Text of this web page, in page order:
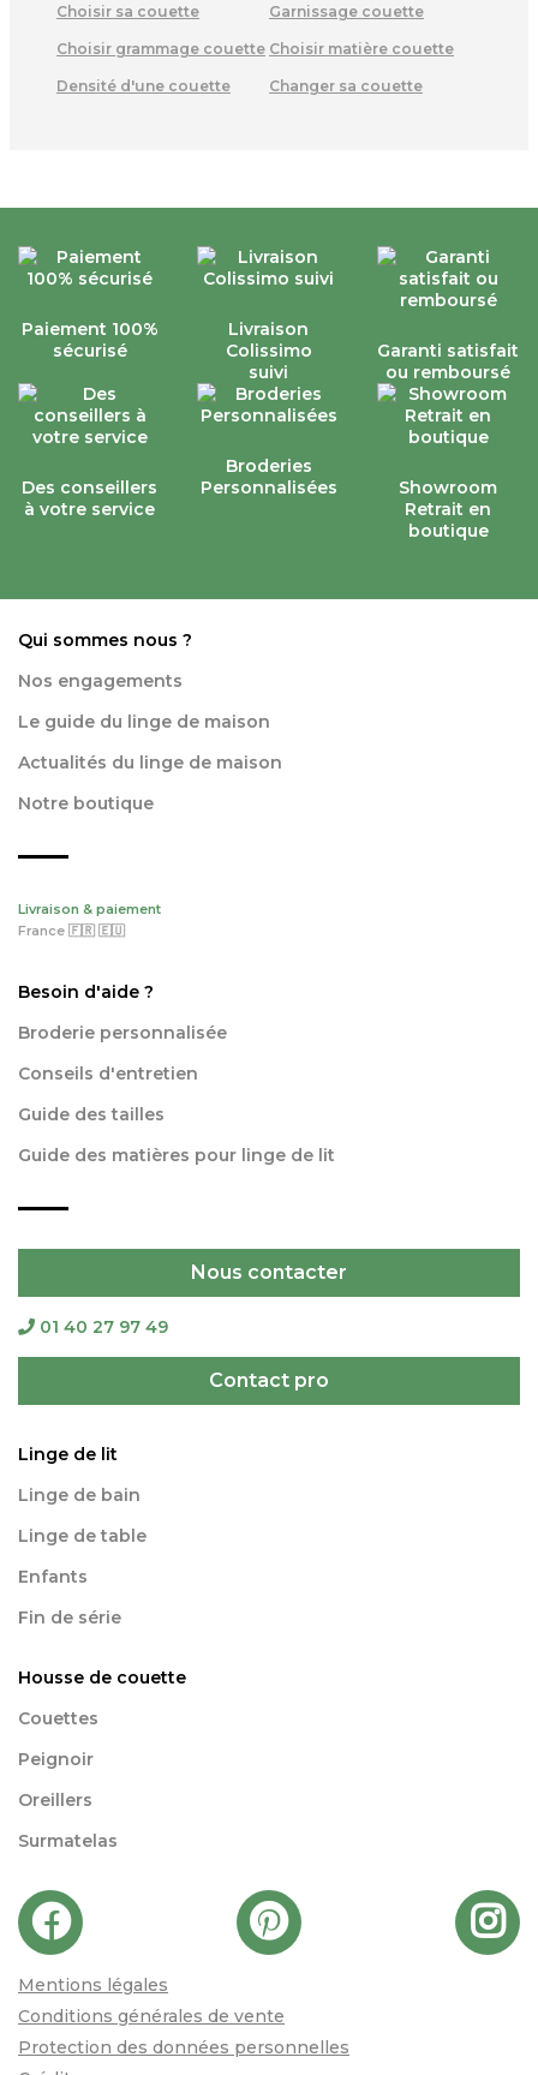
Choisir sa couette Garnissage couette
Choisir grammage couette Choisir matière couette
Densité d'une couette Changer sa couette
Paiement 100%
sécurisé
Livraison
Colissimo
suivi
Garanti satisfait
ou remboursé
Des conseillers
à votre service
Broderies
Personnalisées
Showroom
Retrait en
boutique
Qui sommes nous ?
Nos engagements
Le guide du linge de maison
Actualités du linge de maison
Notre boutique
Livraison & paiement
France 🇫🇷 🇪🇺
Besoin d'aide ?
Broderie personnalisée
Conseils d'entretien
Guide des tailles
Guide des matières pour linge de lit
Nous contacter
01 40 27 97 49
Contact pro
Linge de lit
Linge de bain
Linge de table
Enfants
Fin de série
Housse de couette
Couettes
Peignoir
Oreillers
Surmatelas
Mentions légales
Conditions générales de vente
Protection des données personnelles